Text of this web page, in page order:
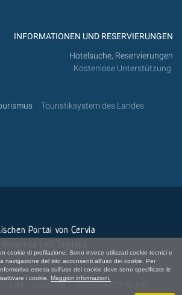
cookie di profilazione. Sono invece utilizzati cookie tecnici e
navigazione del sito acconsenti all'uso dei cookie. Per
estesa sull'uso dei cookie dove sono specificate le
i cookie. Maggiori informazioni.
INFORMATIONEN UND RESERVIERUNGEN
Hotelsuche, Reservierungen
Kostenlose Unterstützung
Touristiksystem des Landes
Portal von Cervia